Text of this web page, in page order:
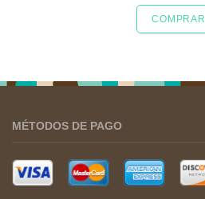
COMPRAR
MÉTODOS DE PAGO